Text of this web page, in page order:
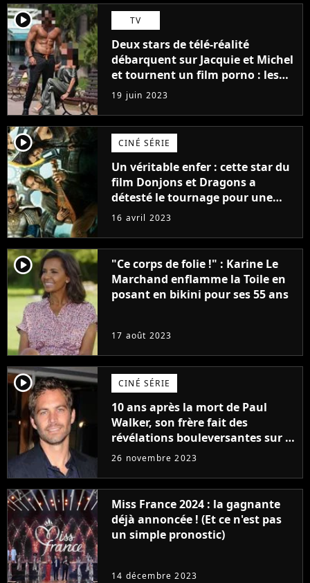
player2 TV
Deux stars de télé-réalité
débarquent sur Jacquie et Michel
et tournent un film porno : les
premières images du tournage
(exclu)
19 juin 2023
player2 CINÉ SÉRIE
Un véritable enfer : cette star du
film Donjons et Dragons a
détesté le tournage pour une
raison très spéciale
16 avril 2023
player2
"Ce corps de folie !" : Karine Le
Marchand enflamme la Toile en
posant en bikini pour ses 55 ans
17 août 2023
player2 CINÉ SÉRIE
10 ans après la mort de Paul
Walker, son frère fait des
révélations bouleversantes sur la
réaction des acteurs de Fast and
26 novembre 2023
Miss France 2024 : la gagnante
déjà annoncée ! (Et ce n'est pas
un simple pronostic)
14 décembre 2023